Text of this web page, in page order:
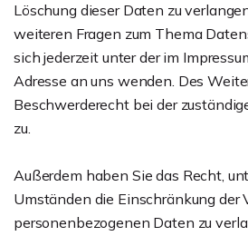
Löschung dieser Daten zu
weiteren Fragen zum Thema
sich jederzeit unter der im
Adresse an uns wenden. Des
Beschwerderecht bei der
zu.
Außerdem haben Sie das Recht,
Umständen die Einschränkung der
personenbezogenen Daten zu